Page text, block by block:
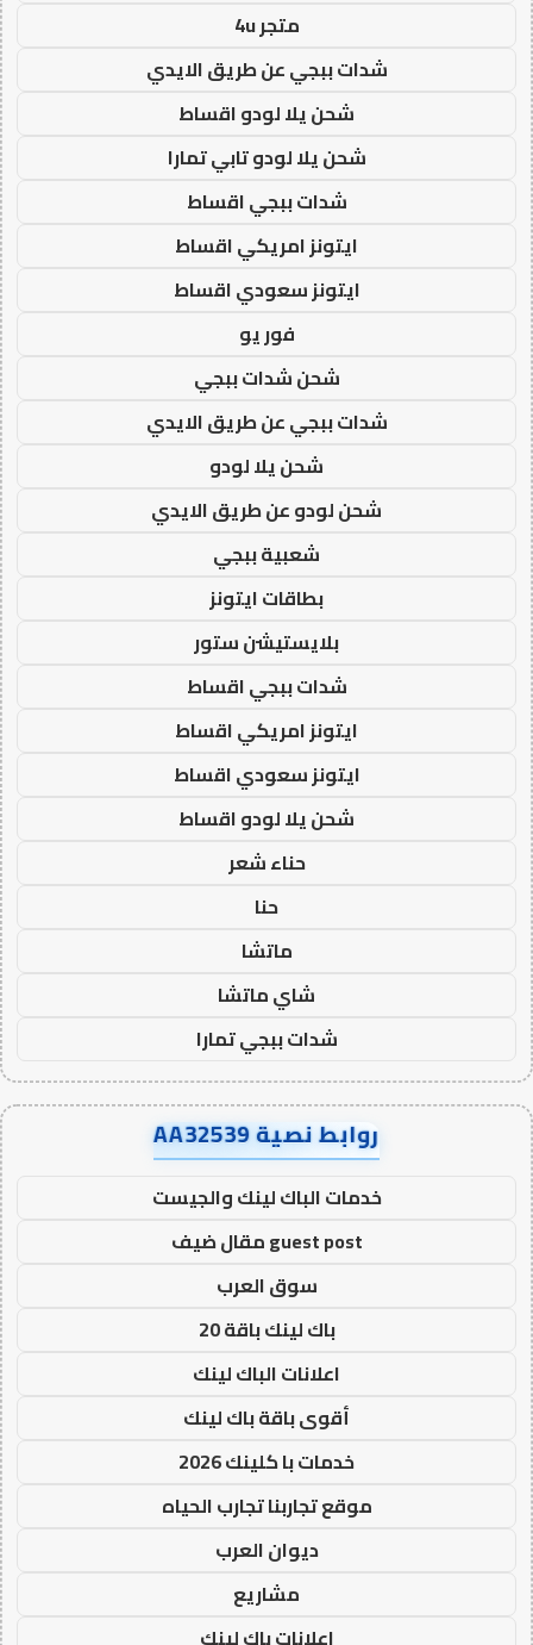
متجر 4u
شدات ببجي عن طريق الايدي
شحن يلا لودو اقساط
شحن يلا لودو تابي تمارا
شدات ببجي اقساط
ايتونز امريكي اقساط
ايتونز سعودي اقساط
فور يو
شحن شدات ببجي
شدات ببجي عن طريق الايدي
شحن يلا لودو
شحن لودو عن طريق الايدي
شعبية ببجي
بطاقات ايتونز
بلايستيشن ستور
شدات ببجي اقساط
ايتونز امريكي اقساط
ايتونز سعودي اقساط
شحن يلا لودو اقساط
حناء شعر
حنا
ماتشا
شاي ماتشا
شدات ببجي تمارا
روابط نصية AA32539
خدمات الباك لينك والجيست
guest post مقال ضيف
سوق العرب
باك لينك باقة 20
اعلانات الباك لينك
أقوى باقة باك لينك
خدمات با كلينك 2026
موقع تجاربنا تجارب الحياه
ديوان العرب
مشاريع